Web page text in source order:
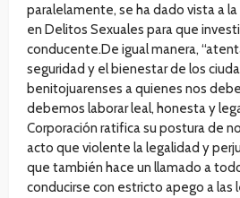
paralelamente, se ha dado vista a la
en Delitos Sexuales para que
conducente.De igual manera,
seguridad y el bienestar de los
benitojuarenses a quienes nos
debemos laborar leal, honesta y
Corporación ratifica su postura de
acto que violente la legalidad y
que también hace un llamado a
conducirse con estricto apego a las